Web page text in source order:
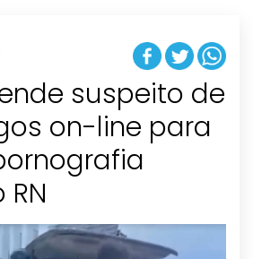
suspeito de
on-line para